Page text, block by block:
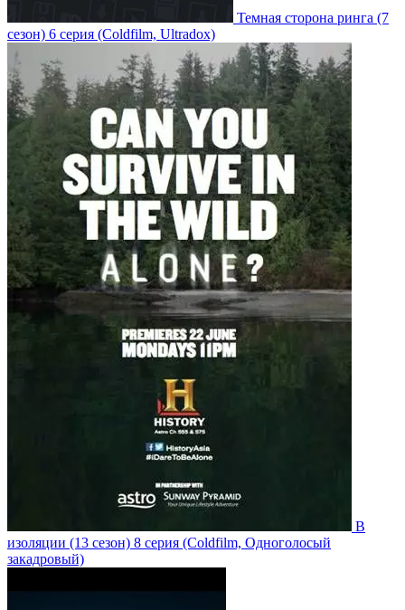
Темная сторона ринга (7
сезон) 6 серия (Coldfilm, Ultradox)
В
изоляции (13 сезон) 8 серия (Coldfilm, Одноголосый
закадровый)